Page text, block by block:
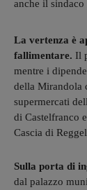
anche il
La vertenza è
fallimentare. Il
mentre i
della Mirandola
supermercati
di Castelfranco
Cascia di
Sulla porta di
dal palazzo